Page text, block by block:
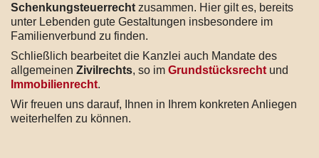
Schenkungsteuerrecht zusammen. Hier gilt es, bereits
unter Lebenden gute Gestaltungen insbesondere im
Familienverbund zu finden.
Schließlich bearbeitet die Kanzlei auch Mandate des
allgemeinen Zivilrechts, so im Grundstücksrecht und
Immobilienrecht.
Wir freuen uns darauf, Ihnen in Ihrem konkreten Anliegen
weiterhelfen zu können.